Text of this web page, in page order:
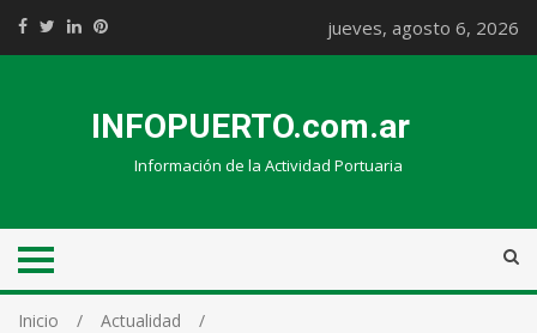
jueves, agosto 6, 2026
INFOPUERTO.com.ar
Información de la Actividad Portuaria
Inicio
Actualidad